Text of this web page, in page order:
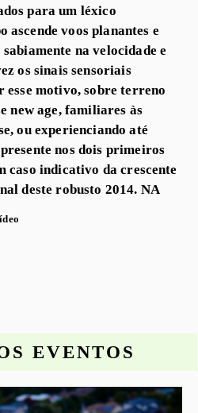
para um léxico
ascende voos planantes e
na velocidade e
os sinais sensoriais
motivo, sobre terreno
new age, familiares às
ou experienciando até
nos dois primeiros
caso indicativo da crescente
deste robusto 2014. NA
EVENTOS